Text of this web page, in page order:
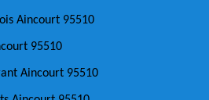
Aincourt 95510
95510
Aincourt 95510